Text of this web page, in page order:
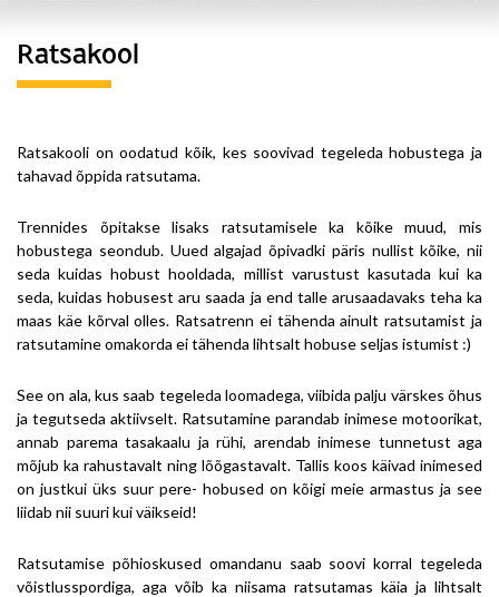
Ratsakool
Ratsakooli on oodatud kõik, kes soovivad tegeleda hobustega ja
tahavad õppida ratsutama.
Trennides õpitakse lisaks ratsutamisele ka kõike muud, mis
hobustega seondub. Uued algajad õpivadki päris nullist kõike, nii
seda kuidas hobust hooldada, millist varustust kasutada kui ka
seda, kuidas hobusest aru saada ja end talle arusaadavaks teha ka
maas käe kõrval olles. Ratsatrenn ei tähenda ainult ratsutamist ja
ratsutamine omakorda ei tähenda lihtsalt hobuse seljas istumist :)
See on ala, kus saab tegeleda loomadega, viibida palju värskes õhus
ja tegutseda aktiivselt. Ratsutamine parandab inimese motoorikat,
annab parema tasakaalu ja rühi, arendab inimese tunnetust aga
mõjub ka rahustavalt ning lõõgastavalt. Tallis koos käivad inimesed
on justkui üks suur pere- hobused on kõigi meie armastus ja see
liidab nii suuri kui väikseid!
Ratsutamise põhioskused omandanu saab soovi korral tegeleda
võistlusspordiga, aga võib ka niisama ratsutamas käia ja lihtsalt